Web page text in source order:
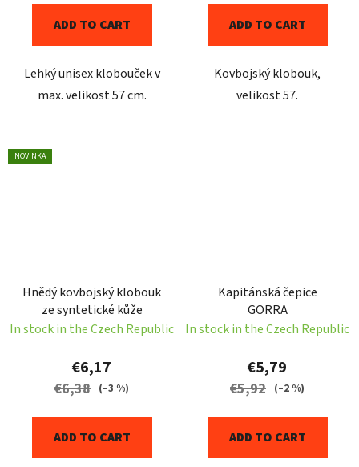
ADD TO CART
Lehký unisex klobouček v
max. velikost 57 cm.
ADD TO CART
Kovbojský klobouk,
velikost 57.
NOVINKA
Hnědý kovbojský klobouk
ze syntetické kůže
In stock in the Czech Republic
€6,17
€6,38 (–3 %)
ADD TO CART
Kapitánská čepice
GORRA
In stock in the Czech Republic
€5,79
€5,92 (–2 %)
ADD TO CART